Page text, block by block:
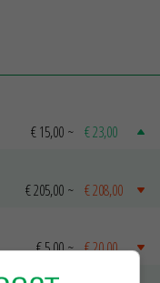
€ 15,00 ~ € 23,00
€ 205,00 ~ € 208,00
€ 5,00~ € 20,00